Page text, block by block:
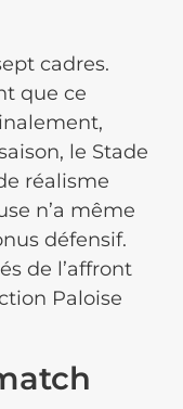
cadres.
que ce
le Stade
réalisme
n’a même
défensif.
de l’affront
Paloise